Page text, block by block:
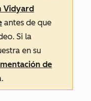
Vidyard
antes de que
Si la
en su
de